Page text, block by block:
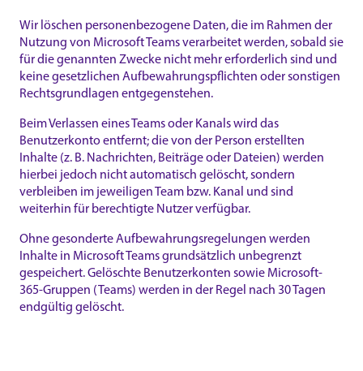
Wir löschen personenbezogene Daten, die im Rahmen der
Nutzung von Microsoft Teams verarbeitet werden, sobald sie
für die genannten Zwecke nicht mehr erforderlich sind und
keine gesetzlichen Aufbewahrungspflichten oder sonstigen
Rechtsgrundlagen entgegenstehen.
Beim Verlassen eines Teams oder Kanals wird das
Benutzerkonto entfernt; die von der Person erstellten
Inhalte (z. B. Nachrichten, Beiträge oder Dateien) werden
hierbei jedoch nicht automatisch gelöscht, sondern
verbleiben im jeweiligen Team bzw. Kanal und sind
weiterhin für berechtigte Nutzer verfügbar.
Ohne gesonderte Aufbewahrungsregelungen werden
Inhalte in Microsoft Teams grundsätzlich unbegrenzt
gespeichert. Gelöschte Benutzerkonten sowie Microsoft-
365-Gruppen (Teams) werden in der Regel nach 30 Tagen
endgültig gelöscht.